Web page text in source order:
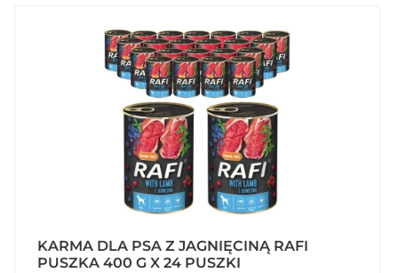
KARMA DLA PSA Z JAGNIĘCINĄ RAFI
PUSZKA 400 G X 24 PUSZKI